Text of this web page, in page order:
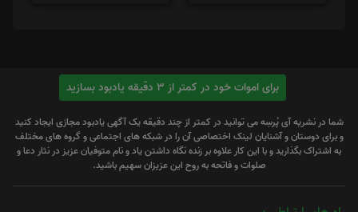
برای اموات خود در کمتر از 3 دقیقه یادبود بسازید
شما در نشریه آی پُرسِه می توانید در کمتر از چند دقیقه یک آگهی یادبود مجازی ایجاد کنید
و برای دوستان و آشنایان لینک اختصاصی آن را در شبکه های اجتماعی و گروه های مختلف
به اشتراک بگذارید و با این کار علاوه بر زنده نگاه داشتن یاد و نام متوفیان عزیز در نثار دعا و
صلوات و فاتحه به روح این عزیزان سهیم باشید.